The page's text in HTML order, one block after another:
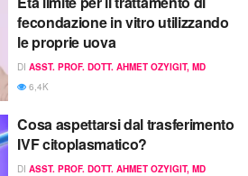
fecondazione in vitro utilizzando
le proprie uova
DI ASST. PROF. DOTT. AHMET OZYIGIT, MD
6,4K
Cosa aspettarsi dal trasferimento
IVF citoplasmatico?
DI ASST. PROF. DOTT. AHMET OZYIGIT, MD